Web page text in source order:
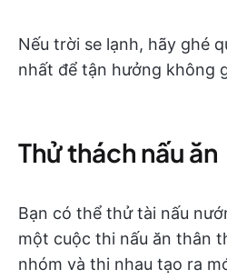
Nếu trời se lạnh, hãy ghé
nhất để tận hưởng không
Thử thách nấu ăn
Bạn có thể thử tài nấu
một cuộc thi nấu ăn thân
nhóm và thi nhau tạo ra